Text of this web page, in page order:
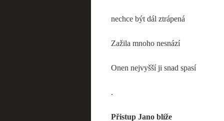
nechce být dál ztrápená
Zažila mnoho nesnází
Onen nejvyšší ji snad spasí
.
Přistup Jano blíže